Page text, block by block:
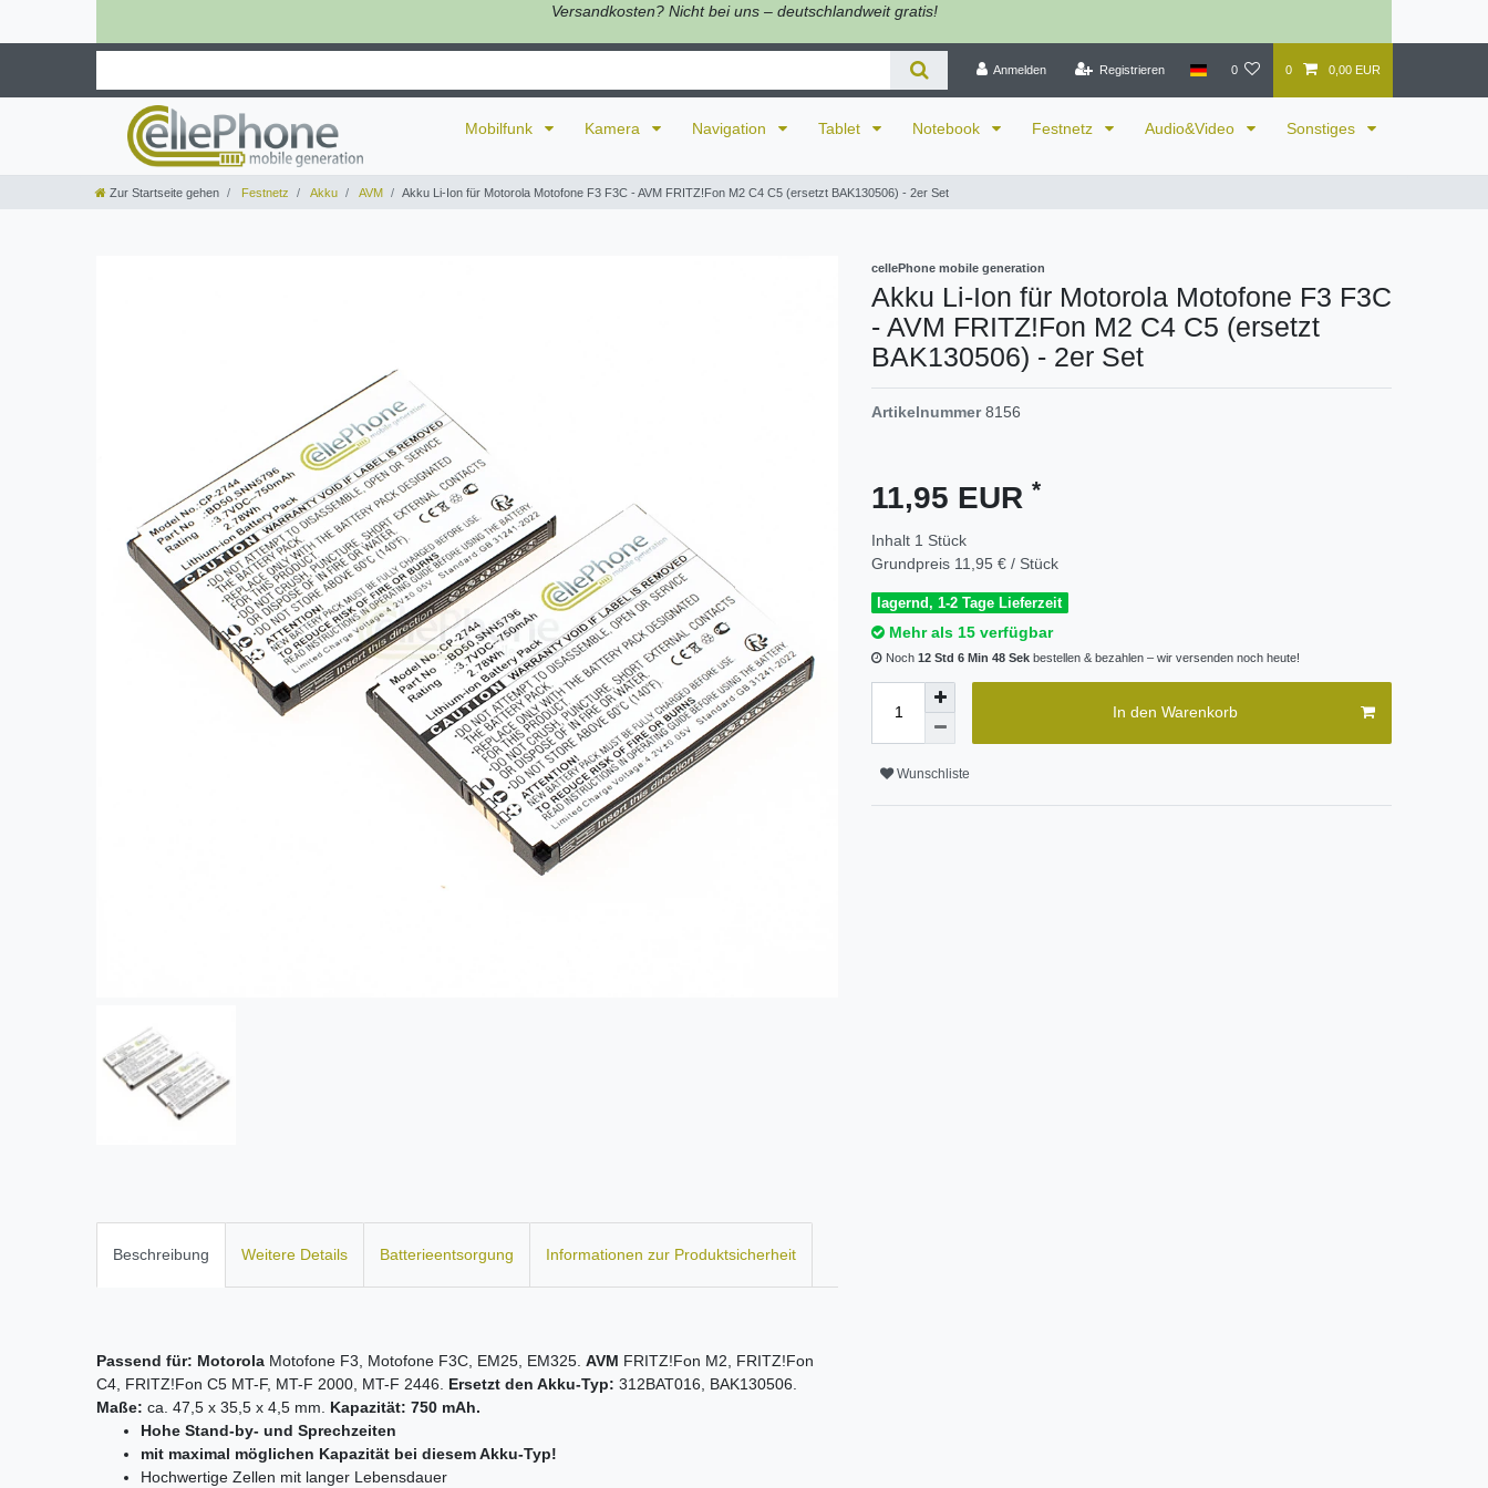
Versandkosten? Nicht bei uns – deutschlandweit gratis!
Anmelden Registrieren 0 0 0,00 EUR
Mobilfunk Kamera Navigation Tablet Notebook Festnetz Audio&Video Sonstiges
Zur Startseite gehen Festnetz Akku AVM Akku Li-Ion für Motorola Motofone F3 F3C - AVM FRITZ!Fon M2 C4 C5 (ersetzt BAK130506) - 2er Set
cellePhone mobile generation
Akku Li-Ion für Motorola Motofone F3 F3C
- AVM FRITZ!Fon M2 C4 C5 (ersetzt
BAK130506) - 2er Set
Artikelnummer 8156
11,95 EUR *
Inhalt 1 Stück
Grundpreis 11,95 € / Stück
lagernd, 1-2 Tage Lieferzeit
Mehr als 15 verfügbar
Noch 12 Std 6 Min 47 Sek bestellen & bezahlen – wir versenden noch heute!
In den Warenkorb
Wunschliste
Beschreibung Weitere Details Batterieentsorgung Informationen zur Produktsicherheit
Passend für: Motorola Motofone F3, Motofone F3C, EM25, EM325. AVM FRITZ!Fon M2, FRITZ!Fon
C4, FRITZ!Fon C5 MT-F, MT-F 2000, MT-F 2446. Ersetzt den Akku-Typ: 312BAT016, BAK130506.
Maße: ca. 47,5 x 35,5 x 4,5 mm. Kapazität: 750 mAh.
Hohe Stand-by- und Sprechzeiten
mit maximal möglichen Kapazität bei diesem Akku-Typ!
Hochwertige Zellen mit langer Lebensdauer